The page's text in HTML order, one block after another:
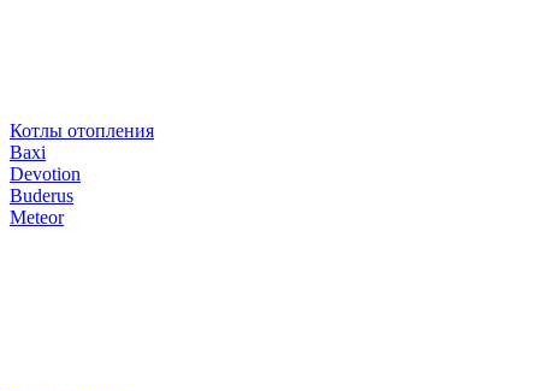
Котлы отопления
Baxi
Devotion
Buderus
Meteor